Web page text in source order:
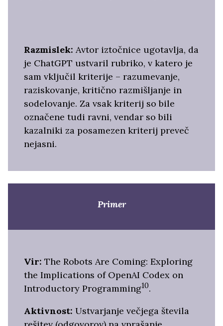
Razmislek: Avtor iztočnice ugotavlja, da
je ChatGPT ustvaril rubriko, v katero je
sam vključil kriterije – razumevanje,
raziskovanje, kritično razmišljanje in
sodelovanje. Za vsak kriterij so bile
označene tudi ravni, vendar so bili
kazalniki za posamezen kriterij preveč
nejasni.
Primer
Vir: The Robots Are Coming: Exploring
the Implications of OpenAI Codex on
Introductory Programming10.
Aktivnost: Ustvarjanje večjega števila